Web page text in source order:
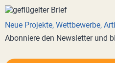
Neue Projekte, Wettbewerbe,
Abonniere den Newsletter und